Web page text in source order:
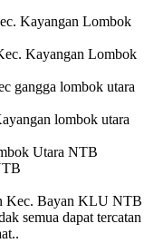
Kayangan Lombok
Kayangan Lombok
gangga lombok utara
lombok utara
Utara NTB
Kec. Bayan KLU NTB
semua dapat tercatan